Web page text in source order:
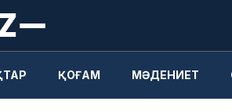
ҚОҒАМ МӘДЕНИЕТ